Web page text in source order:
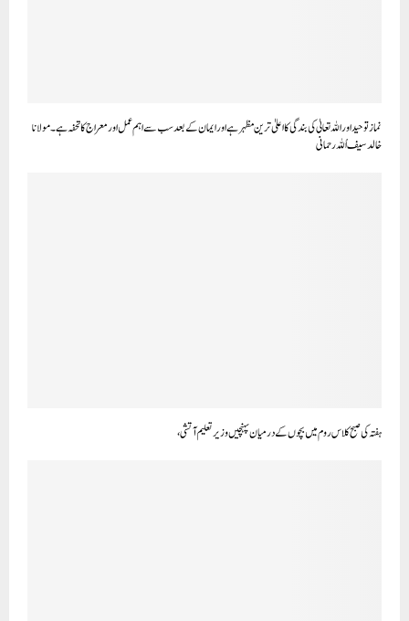
نماز توحید اور اللہ تعالیٰ کی بندگی کا اعلیٰ ترین مظہر ہے اور ایمان کے بعد سب سے اہم عمل اور معراج کا تحفہ ہے ۔مولانا
خالد سیف اُللہ رحمانی
ہفتہ کی صبح کلاس روم میں بچوں کے درمیان پہنچیں وزیر تعلیم آتشی،